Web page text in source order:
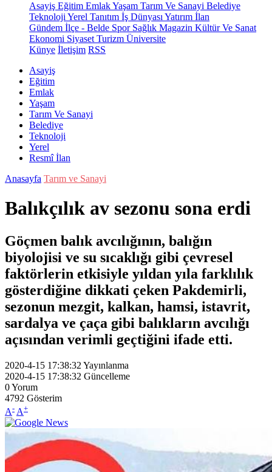
Asayiş Eğitim EmlakYaşam Tarım Ve Sanayi Belediye
Teknoloji Yerel Tanıtım İş Dünyası Yatırım İlan
Gündem İlçe - Belde SporSağlık Magazin Kültür Ve Sanat
Ekonomi Siyaset Turizm Üniversite
Künye İletişim RSS
Asayiş
Eğitim
Emlak
Yaşam
Tarım Ve Sanayi
Belediye
Teknoloji
Yerel
Resmî İlan
Anasayfa Tarım ve Sanayi
Balıkçılık av sezonu sona erdi
Göçmen balık avcılığının, balığın
biyolojisi ve su sıcaklığı gibi çevresel
faktörlerin etkisiyle yıldan yıla farklılık
gösterdiğine dikkati çeken Pakdemirli,
sezonun mezgit, kalkan, hamsi, istavrit,
sardalya ve çaça gibi balıkların avcılığı
açısından verimli geçtiğini ifade etti.
2020-4-15 17:38:32 Yayınlanma
2020-4-15 17:38:32 Güncelleme
0Yorum
4792 Gösterim
A- A+